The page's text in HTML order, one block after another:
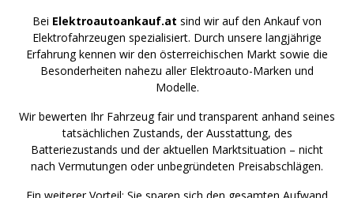
Bei Elektroautoankauf.at sind wir auf den Ankauf von
Elektrofahrzeugen spezialisiert. Durch unsere langjährige
Erfahrung kennen wir den österreichischen Markt sowie die
Besonderheiten nahezu aller Elektroauto-Marken und
Modelle.
Wir bewerten Ihr Fahrzeug fair und transparent anhand seines
tatsächlichen Zustands, der Ausstattung, des
Batteriezustands und der aktuellen Marktsituation – nicht
nach Vermutungen oder unbegründeten Preisabschlägen.